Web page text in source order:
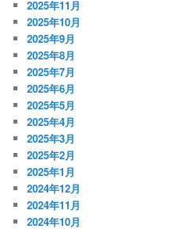
2025年11月
2025年10月
2025年9月
2025年8月
2025年7月
2025年6月
2025年5月
2025年4月
2025年3月
2025年2月
2025年1月
2024年12月
2024年11月
2024年10月